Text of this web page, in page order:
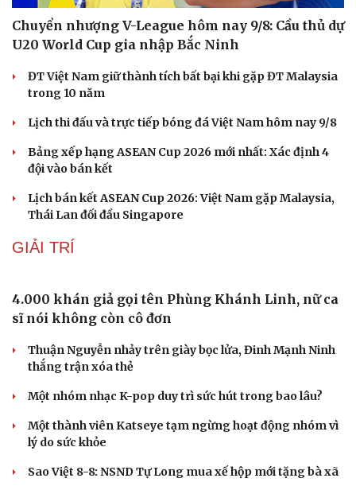
Chuyển nhượng V-League hôm nay 9/8: Cầu thủ dự
U20 World Cup gia nhập Bắc Ninh
ĐT Việt Nam giữ thành tích bất bại khi gặp ĐT Malaysia
trong 10 năm
Lịch thi đấu và trực tiếp bóng đá Việt Nam hôm nay 9/8
Bảng xếp hạng ASEAN Cup 2026 mới nhất: Xác định 4
đội vào bán kết
Lịch bán kết ASEAN Cup 2026: Việt Nam gặp Malaysia,
Thái Lan đối đầu Singapore
GIẢI TRÍ
4.000 khán giả gọi tên Phùng Khánh Linh, nữ ca